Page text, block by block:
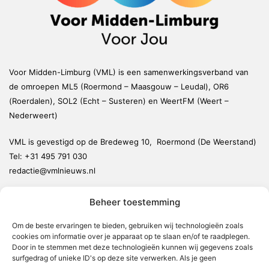
Beheer toestemming
Om de beste ervaringen te bieden, gebruiken wij technologieën zoals
cookies om informatie over je apparaat op te slaan en/of te raadplegen.
Door in te stemmen met deze technologieën kunnen wij gegevens zoals
surfgedrag of unieke ID's op deze site verwerken. Als je geen
Voor Midden-Limburg (VML) is een samenwerkingsverband van
de omroepen ML5 (Roermond – Maasgouw – Leudal), OR6
(Roerdalen), SOL2 (Echt – Susteren) en WeertFM (Weert –
Nederweert)
VML is gevestigd op de Bredeweg 10, Roermond (De Weerstand)
Tel: +31 495 791 030
redactie@vmlnieuws.nl
Nederweert
Leudal
Maasgouw